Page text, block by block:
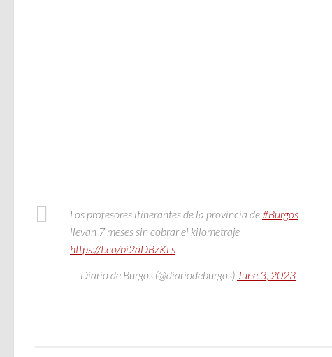
Los profesores itinerantes de la provincia de#Burgos
llevan 7 meses sin cobrar el kilometraje
https://t.co/bi2aDBzKLs
— Diario de Burgos (@diariodeburgos) June 3, 2023